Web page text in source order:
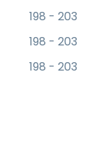
198 - 203
198 - 203
198 - 203